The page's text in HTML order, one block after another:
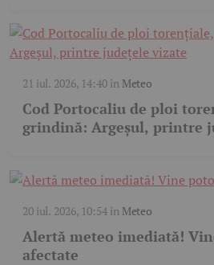
21 iul. 2026, 14:40în Meteo
Cod Portocaliu de ploi
grindină: Argeșul, printre
20 iul. 2026, 10:54în Meteo
Alertă meteo imediată!
afectate